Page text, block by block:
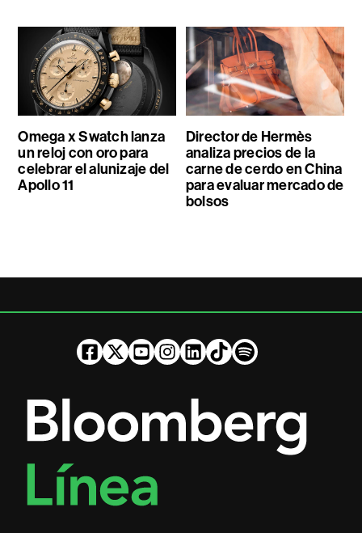
Omega x Swatch lanza
un reloj con oro para
celebrar el alunizaje del
Apollo 11
Director de Hermès
analiza precios de la
carne de cerdo en China
para evaluar mercado de
bolsos